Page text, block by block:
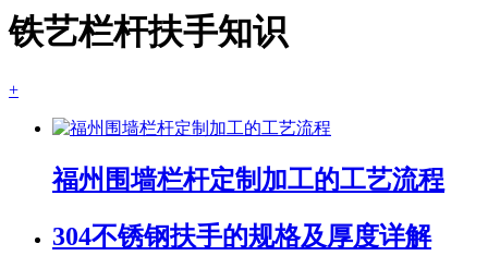
铁艺栏杆扶手知识
+
福州围墙栏杆定制加工的工艺流程
304不锈钢扶手的规格及厚度详解